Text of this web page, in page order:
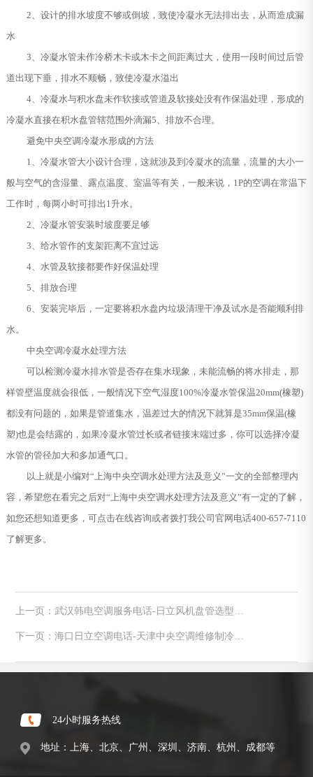
2、设计的排水坡度不够或倒坡，致使冷凝水无法排出去，从而造成漏
水
3、冷凝水管未作冷桥木卡或木卡之间距离过大，使用一段时间过后管
道出现下垂，排水不顺畅，致使冷凝水溢出
4、冷凝水与积水盘未作软接或管道及软接处没有作保温处理，形成的
冷凝水直接在积水盘管辖范围外滴漏5、排放不合理。
避免中央空调冷凝水形成的方法
1、冷凝水管大小设计合理，这就涉及到冷凝水的流量，流量的大小一
般与空气的含湿量、露点温度、室温等有关，一般来说，1P的空调在常温下
工作时，每两小时可排出1升水。
2、冷凝水管安装时坡度要足够
3、给水管作的支架距离不宜过远
4、水管及软接都要作好保温处理
5、排放合理
6、安装完毕后，一定要将积水盘内垃圾清理干净及试水是否能顺利排
水。
中央空调冷凝水处理方法
可以检测冷凝水排水管是否存在集水现象，未能流畅的将水排走，那
样管壁温度就会很低，一般情况下空气湿度100%冷凝水管保温20mm(橡塑)
都没有问题的，如果是管道集水，温差过大的情况下就算是35mm保温(橡
塑)也是会结露的，如果冷凝水管过长或者链接末端过多，你可以选择冷凝
水管的管径加大和多加通气口。
以上就是小编对“上海中央空调水处理方法及意义”一文的全部整理内
容，希望您在看完之后对“上海中央空调水处理方法及意义”有一定的了解，
如您还想知道更多，可点击在线咨询或者拨打我公司官网电话400-657-7110
了解更多。
上一页：武汉韩电空调服务电话-日立风机盘管选型及
下一页：海口日立空调电话-天津中央空调维修制冷系
24小时服务热线
地址：上海、北京、广州、深圳、济南、杭州、成都等